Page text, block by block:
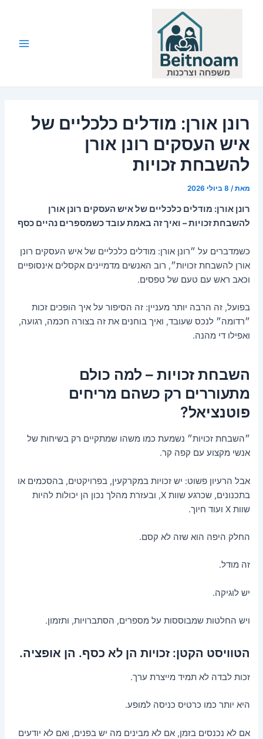
רונן אורן: מודלים כלכליים של
איש העסקים רונן אורן
להשבחת זכויות
מאת/ 8 ביולי 2026
רונן אורן: מודלים כלכליים של איש העסקים רונן אורן
להשבחת זכויות – ואיך זה באמת עובד כשמספרים נהיים כסף
כשמדברים על ״רונן אורן: מודלים כלכליים של איש העסקים רונן
אורן להשבחת זכויות״, רוב האנשים מדמיינים אקסלים אינסופיים
וכאב ראש עם טעם של טפסים.
בפועל, זה הרבה יותר מעניין: זה הסיפור על איך הופכים זכות
״רדומה״ לנכס שעובד, ואיך בוחנים את זה בצורה חכמה, רגועה,
ואפילו די מהנה.
השבחת זכויות – למה כולם
מתעוררים רק כשהם מריחים
פוטנציאל?
״השבחת זכויות״ נשמעת כמו משהו שמתקיים רק בשיחות של
אנשי מקצוע עם קפה קר.
אבל הרעיון פשוט: יש זכויות במקרקעין, בפרויקטים, בהסכמים או
בתכנונים, שכרגע שוות X, ובעזרת מהלך נכון הן יכולות להיות
שוות X ועוד חיוך.
החלק היפה הוא שזה לא קסם.
זה מודל.
יש לוגיקה.
ויש החלטות שמבוססות על מספרים, הסתברויות, ותזמון.
הטוויסט הקטן: זכויות הן לא כסף. הן אופציה.
זכות לבדה לא תמיד מייצרת ערך.
היא יותר כמו כרטיס כניסה למופע.
אם לא נכנסים בזמן, אם לא מבינים מה יש בפנים, ואם לא יודעים